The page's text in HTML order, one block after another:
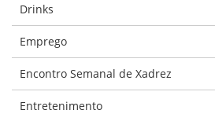
Drinks
Emprego
Encontro Semanal de Xadrez
Entretenimento